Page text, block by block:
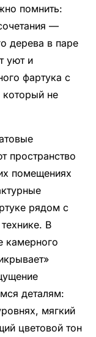
помнить:
—
дерева в паре
уют и
фартука с
который не
пространство
помещениях
рядом с
В
камерного
деталям:
мягкий
цветовой тон